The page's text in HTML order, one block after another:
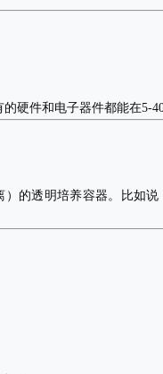
硬件和电子器件都能在5-
的透明培养容器。比如